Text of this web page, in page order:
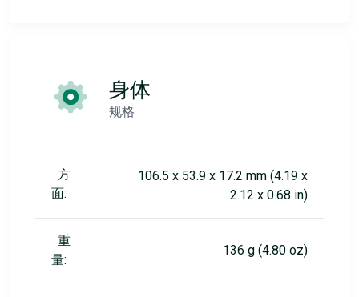
身体
规格
方
面:
106.5 x 53.9 x 17.2 mm (4.19 x
2.12 x 0.68 in)
重
量:
136 g (4.80 oz)